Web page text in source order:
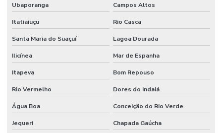
Ubaporanga Campos Altos
Itatiaiuçu Rio Casca
Santa Maria do Suaçuí Lagoa Dourada
Ilicínea Mar de Espanha
Itapeva Bom Repouso
Rio Vermelho Dores do Indaiá
Água Boa Conceição do Rio Verde
Jequeri Chapada Gaúcha